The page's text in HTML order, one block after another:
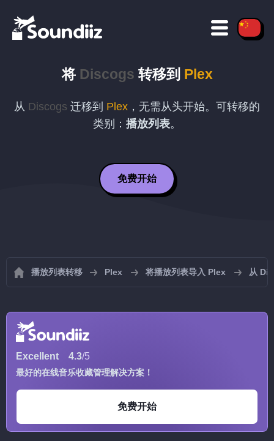
将 Discogs 转移到 Plex
从 Discogs 迁移到 Plex ，无需从头开始。可转移的
类别： 播放列表。
免费开始
播放列表转移 Plex 将播放列表导入 Plex 从
Excellent 4.3/5
最好的在线音乐收藏管理解决方案！
免费开始